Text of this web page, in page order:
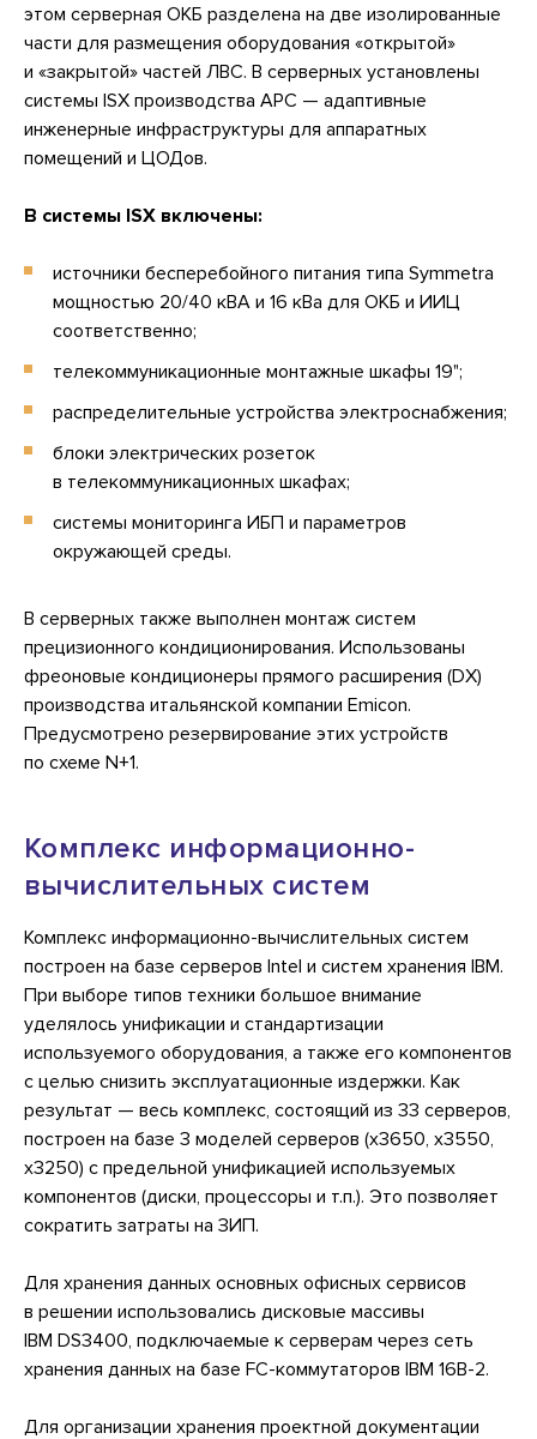
этом серверная ОКБ разделена на две изолированные
части для размещения оборудования «открытой»
и «закрытой» частей ЛВС. В серверных установлены
системы ISX производства APC — адаптивные
инженерные инфраструктуры для аппаратных
помещений и ЦОДов.
В системы ISX включены:
источники бесперебойного питания типа Symmetra
мощностью 20/40 кВА и 16 кВа для ОКБ и ИИЦ
соответственно;
телекоммуникационные монтажные шкафы 19";
распределительные устройства электроснабжения;
блоки электрических розеток
в телекоммуникационных шкафах;
системы мониторинга ИБП и параметров
окружающей среды.
В серверных также выполнен монтаж систем
прецизионного кондиционирования. Использованы
фреоновые кондиционеры прямого расширения (DX)
производства итальянской компании Emicon.
Предусмотрено резервирование этих устройств
по схеме N+1.
Комплекс информационно-
вычислительных систем
Комплекс информационно-вычислительных систем
построен на базе серверов Intel и систем хранения IBM.
При выборе типов техники большое внимание
уделялось унификации и стандартизации
используемого оборудования, а также его компонентов
с целью снизить эксплуатационные издержки. Как
результат — весь комплекс, состоящий из 33 серверов,
построен на базе 3 моделей серверов (x3650, x3550,
x3250) с предельной унификацией используемых
компонентов (диски, процессоры и т.п.). Это позволяет
сократить затраты на ЗИП.
Для хранения данных основных офисных сервисов
в решении использовались дисковые массивы
IBM DS3400, подключаемые к серверам через сеть
хранения данных на базе FС-коммутаторов IBM 16B-2.
Для организации хранения проектной документации